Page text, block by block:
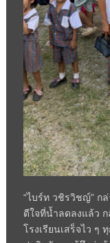
“ไบร์ท วชิรวิชญ์” ก
ดีใจที่น้ำลดลงแล้ว
โรงเรียนเสร็จไว ๆ